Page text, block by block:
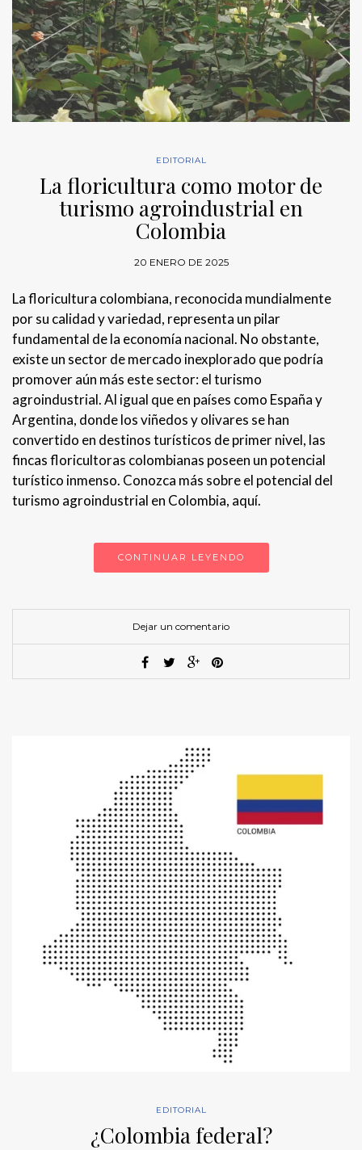
EDITORIAL
La floricultura como motor de
turismo agroindustrial en
Colombia
20 ENERO DE 2025
La floricultura colombiana, reconocida mundialmente
por su calidad y variedad, representa un pilar
fundamental de la economía nacional. No obstante,
existe un sector de mercado inexplorado que podría
promover aún más este sector: el turismo
agroindustrial. Al igual que en países como España y
Argentina, donde los viñedos y olivares se han
convertido en destinos turísticos de primer nivel, las
fincas floricultoras colombianas poseen un potencial
turístico inmenso. Conozca más sobre el potencial del
turismo agroindustrial en Colombia, aquí.
CONTINUAR LEYENDO
Dejar un comentario
EDITORIAL
¿Colombia federal?